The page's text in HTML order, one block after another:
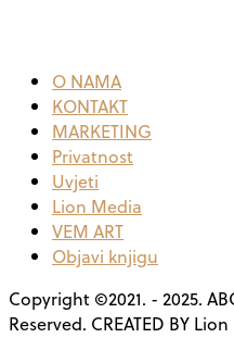
O NAMA
KONTAKT
MARKETING
Privatnost
Uvjeti
Lion Media
VEM ART
Objavi knjigu
Copyright ©2021. - 2025.
Reserved. CREATED BY